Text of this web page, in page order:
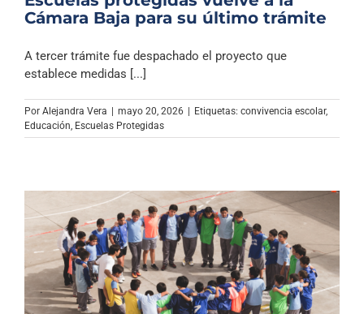
Cámara Baja para su último trámite
A tercer trámite fue despachado el proyecto que
establece medidas [...]
Por Alejandra Vera | mayo 20, 2026 | Etiquetas: convivencia escolar,
Educación Escuelas Protegidas